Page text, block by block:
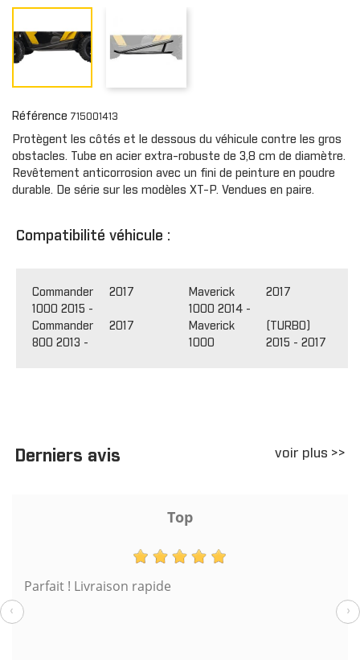
Référence 715001413
Protègent les côtés et le dessous du véhicule contre les gros
obstacles. Tube en acier extra-robuste de 3,8 cm de diamètre.
Revêtement anticorrosion avec un fini de peinture en poudre
durable. De série sur les modèles XT-P. Vendues en paire.
Compatibilité véhicule :
Commander
1000 2015 -
2017
Commander
800 2013 -
2017
Maverick
1000 2014 -
2017
Maverick
1000
(TURBO)
2015 - 2017
Derniers avis voir plus >>
Top
Parfait ! Livraison rapide
‹ ›